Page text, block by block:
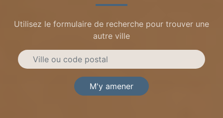
Utilisez le formulaire de recherche pour trouver une
autre ville
M'y amener